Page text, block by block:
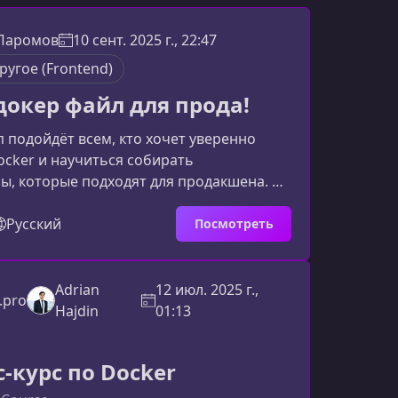
10 сент. 2025 г., 22:47
(Frontend)
файл для прода!
всем, кто хочет уверенно
и научиться собирать
которые подходят для продакшена. Вы
механизмы контейнеризации,
и эффективные техники
помогут ускорять процессы и
ошибок.Что вы узнаете на
строится вокруг реальных
и практических примеров. Участники
техники создания над
Русский Посмотреть
Adrian
Hajdin
12 июл. 2025 г.,
01:13
курс по Docker